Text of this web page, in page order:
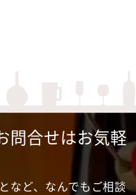
問合せはお気軽
など、なんでもご相談